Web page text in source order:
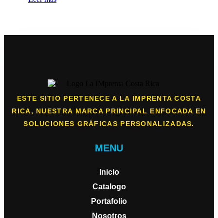
ESTE SITIO PERTENECE A LA IMPRENTA COSTA
RICA, NUESTRA MARCA PRINCIPAL ENFOCADA EN
SOLUCIONES GRÁFICAS PERSONALIZADAS.
MENU
Inicio
Catalogo
Portafolio
Nosotros